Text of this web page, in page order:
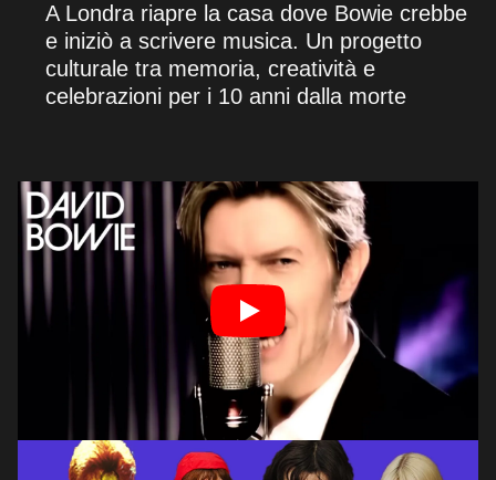
A Londra riapre la casa dove Bowie crebbe
e iniziò a scrivere musica. Un progetto
culturale tra memoria, creatività e
celebrazioni per i 10 anni dalla morte